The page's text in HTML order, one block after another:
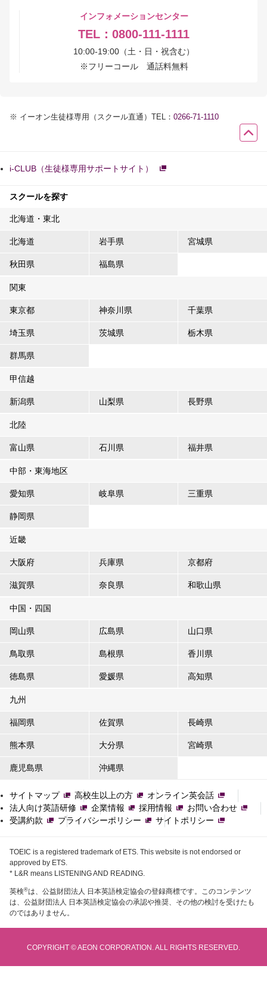
インフォメーションセンター
TEL：0800-111-1111
10:00-19:00（土・日・祝含む）
※フリーコール 通話料無料
※ イーオン生徒様専用（スクール直通）TEL： 0266-71-1110
i-CLUB（生徒様専用サポートサイト）
スクールを探す
北海道・東北
北海道 岩手県 宮城県
秋田県 福島県
関東
東京都 神奈川県 千葉県
埼玉県 茨城県 栃木県
群馬県
甲信越
新潟県 山梨県 長野県
北陸
富山県 石川県 福井県
中部・東海地区
愛知県 岐阜県 三重県
静岡県
近畿
大阪府 兵庫県 京都府
滋賀県 奈良県 和歌山県
中国・四国
岡山県 広島県 山口県
鳥取県 島根県 香川県
徳島県 愛媛県 高知県
九州
福岡県 佐賀県 長崎県
熊本県 大分県 宮崎県
鹿児島県 沖縄県
サイトマップ 高校生以上の方
オンライン英会話
法人向け英語研修
企業情報 採用情報
お問い合わせ
受講約款
プライバシーポリシー サイトポリシー
TOEIC is a registered trademark of ETS. This website is not endorsed or
approved by ETS.
* L&R means LISTENING AND READING.
英検®は、公益財団法人 日本英語検定協会の登録商標です。このコンテンツ
は、公益財団法人 日本英語検定協会の承認や推奨、その他の検討を受けたも
のではありません。
COPYRIGHT © AEON CORPORATION. ALL RIGHTS RESERVED.